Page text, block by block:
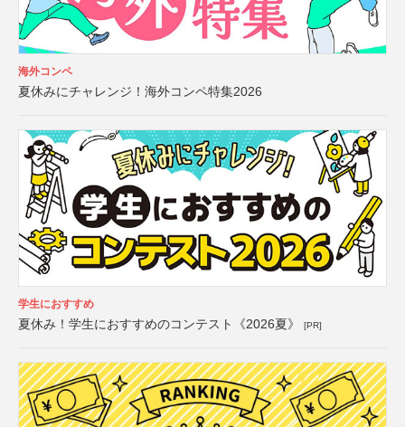
海外コンペ
夏休みにチャレンジ！海外コンペ特集2026
学生におすすめ
夏休み！学生におすすめのコンテスト《2026夏》 [PR]